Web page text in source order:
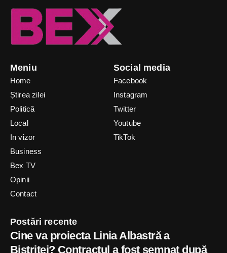
Meniu
Home
Știrea zilei
Politică
Local
In vizor
Business
Bex TV
Opinii
Contact
Social media
Facebook
Instagram
Twitter
Youtube
TikTok
Postări recente
Cine va proiecta Linia Albastră a
Bistriței? Contractul a fost semnat după